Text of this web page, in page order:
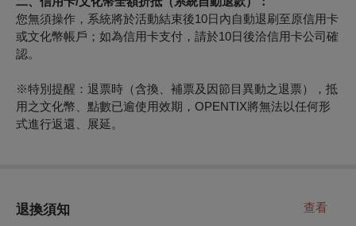
您無須操作，系統將於活動結束後10日內自動退刷至原信用卡
或文化幣帳戶；如為信用卡支付，請於10日後洽信用卡公司確
認。
※特別提醒：退票時（含換、補票及因節目異動之退票），抵
用之文化幣、點數已逾使用效期，OPENTIX將無法以任何形
式進行返還、展延。
退換須知 查看